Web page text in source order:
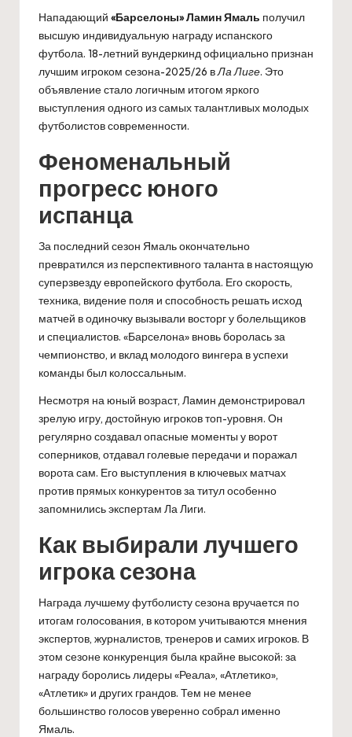
Нападающий «Барселоны»Ламин Ямаль получил
высшую индивидуальную награду испанского
футбола. 18-летний вундеркинд официально признан
лучшим игроком сезона-2025/26 вЛа Лиге. Это
объявление стало логичным итогом яркого
выступления одного из самых талантливых молодых
футболистов современности.
Феноменальный
прогресс юного
испанца
За последний сезон Ямаль окончательно
превратился из перспективного таланта в настоящую
суперзвезду европейского футбола. Его скорость,
техника, видение поля и способность решать исход
матчей в одиночку вызывали восторг у болельщиков
и специалистов. «Барселона» вновь боролась за
чемпионство, и вклад молодого вингера в успехи
команды был колоссальным.
Несмотря на юный возраст, Ламин демонстрировал
зрелую игру, достойную игроков топ-уровня. Он
регулярно создавал опасные моменты у ворот
соперников, отдавал голевые передачи и поражал
ворота сам. Его выступления в ключевых матчах
против прямых конкурентов за титул особенно
запомнились экспертам Ла Лиги.
Как выбирали лучшего
игрока сезона
Награда лучшему футболисту сезона вручается по
итогам голосования, в котором учитываются мнения
экспертов, журналистов, тренеров и самих игроков. В
этом сезоне конкуренция была крайне высокой: за
награду боролись лидеры «Реала», «Атлетико»,
«Атлетик» и других грандов. Тем не менее
большинство голосов уверенно собрал именно
Ямаль.